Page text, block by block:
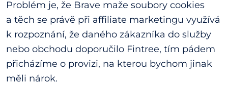
Problém je, že Brave maže soubory cookies
a těch se právě při affiliate marketingu využívá
k rozpoznání, že daného zákazníka do služby
nebo obchodu doporučilo Fintree, tím pádem
přicházíme o provizi, na kterou bychom jinak
měli nárok.